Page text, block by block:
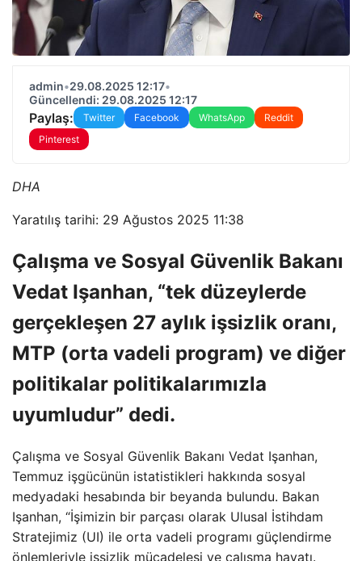
admin•29.08.2025 12:17•
Güncellendi: 29.08.2025 12:17
Paylaş: Twitter Facebook WhatsApp
Reddit
Pinterest
DHA
Yaratılış tarihi: 29 Ağustos 2025 11:38
Çalışma ve Sosyal Güvenlik Bakanı
Vedat Işanhan, “tek düzeylerde
gerçekleşen 27 aylık işsizlik oranı,
MTP (orta vadeli program) ve diğer
politikalar politikalarımızla
uyumludur” dedi.
Çalışma ve Sosyal Güvenlik Bakanı Vedat Işanhan,
Temmuz işgücünün istatistikleri hakkında sosyal
medyadaki hesabında bir beyanda bulundu. Bakan
Işanhan, “İşimizin bir parçası olarak Ulusal İstihdam
Stratejimiz (UI) ile orta vadeli programı güçlendirme
önlemleriyle işsizlik mücadelesi ve çalışma hayatı.